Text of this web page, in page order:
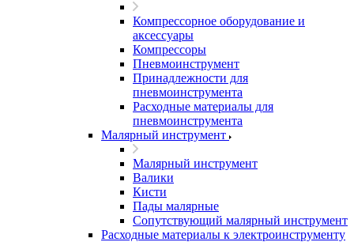
Компрессорное оборудование и
аксессуары
Компрессоры
Пневмоинструмент
Принадлежности для
пневмоинструмента
Расходные материалы для
пневмоинструмента
Малярный инструмент
Малярный инструмент
Валики
Кисти
Пады малярные
Сопутствующий малярный инструмент
Расходные материалы к электроинструменту